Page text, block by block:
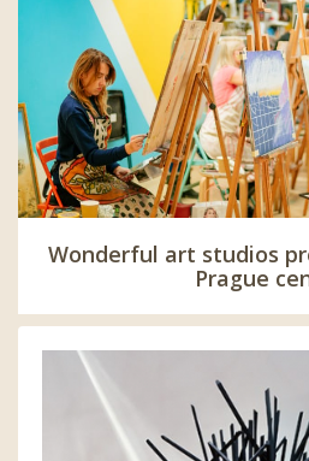
Wonderful art studios
Prague